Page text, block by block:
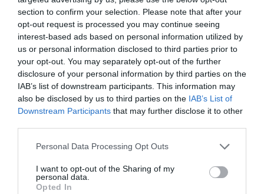
section to confirm your selection. Please note that after your
opt-out request is processed you may continue seeing
interest-based ads based on personal information utilized by
us or personal information disclosed to third parties prior to
your opt-out. You may separately opt-out of the further
disclosure of your personal information by third parties on the
IAB’s list of downstream participants. This information may
also be disclosed by us to third parties on the IAB’s List of
Downstream Participants that may further disclose it to other
Personal Data Processing Opt Outs
I want to opt-out of the Sharing of my
personal data.
Opted In
Εξεταστική περίοδος: Πώς να οργανώσεις
υποχρεώσεις